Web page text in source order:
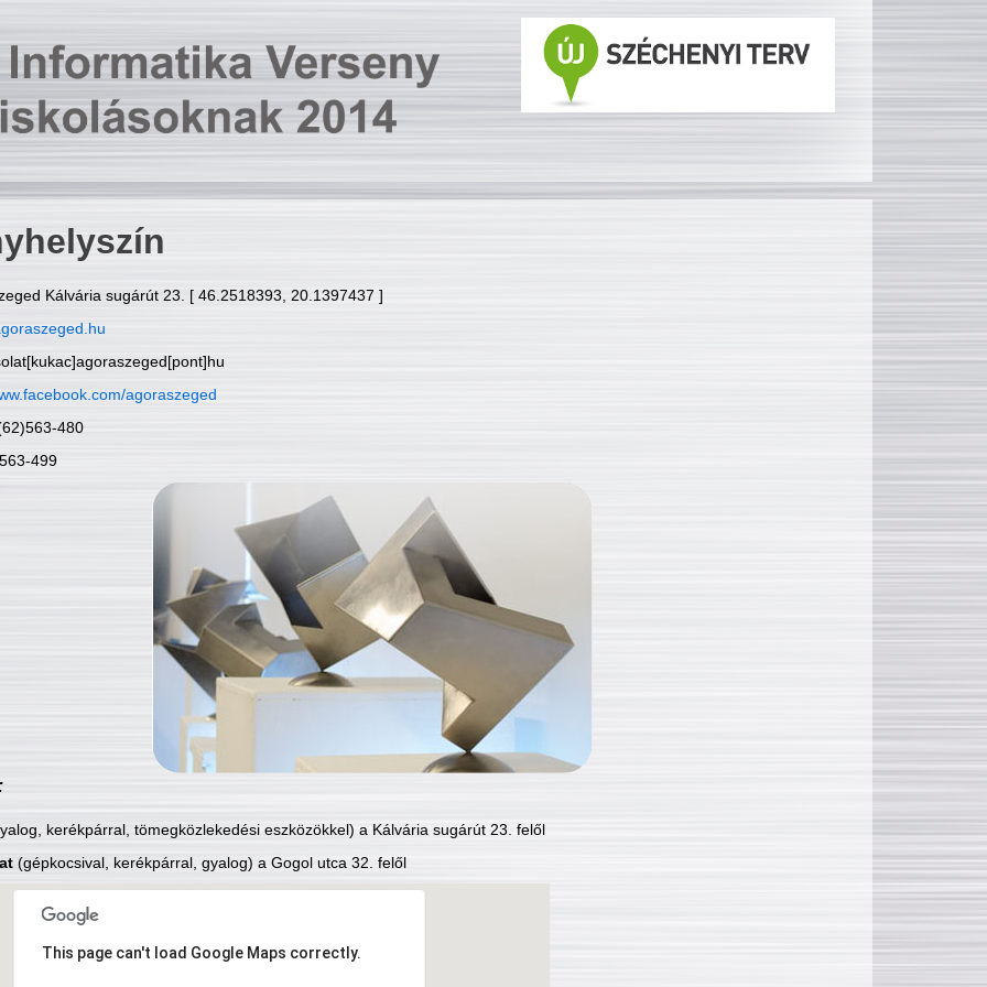
Kálvária sugárút 23. [ 46.2518393, 20.1397437 ]
agoraszeged
480
499
kerékpárral, tömegközlekedési eszközökkel) a Kálvária sugárút 23. felől
(gépkocsival, kerékpárral, gyalog) a Gogol utca 32. felől
This page can't load Google Maps correctly.